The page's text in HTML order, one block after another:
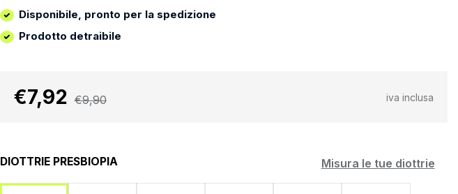
Disponibile, pronto per la spedizione
Prodotto detraibile
€7,92 €9,90 iva inclusa
DIOTTRIE PRESBIOPIA Misura le tue diottrie